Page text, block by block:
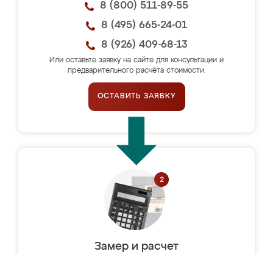
8 (800) 511-89-55
8 (495) 665-24-01
8 (926) 409-68-13
Или оставьте заявку на сайте для консультации и
предварительного расчёта стоимости.
ОСТАВИТЬ ЗАЯВКУ
Замер и расчет